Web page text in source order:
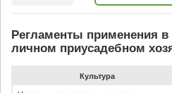
Регламенты применения в
личном приусадебном
Культура